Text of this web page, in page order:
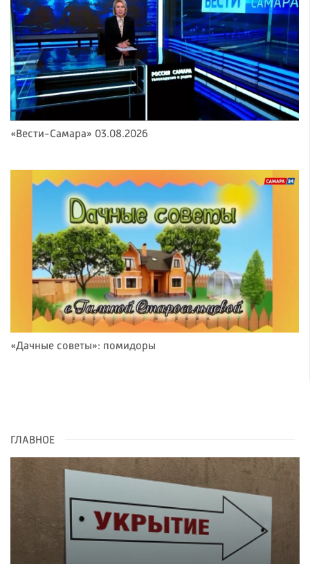
«Вести-Самара» 03.08.2026
«Дачные советы»: помидоры
ГЛАВНОЕ